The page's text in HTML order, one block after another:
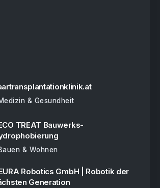
& Gesundheit
TREAT Bauwerks-
& Wohnen
Robotics GmbH | Robotik der
Generation